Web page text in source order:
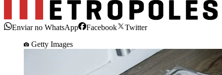
Enviar no WhatsApp Facebook
Twitter
Getty Images